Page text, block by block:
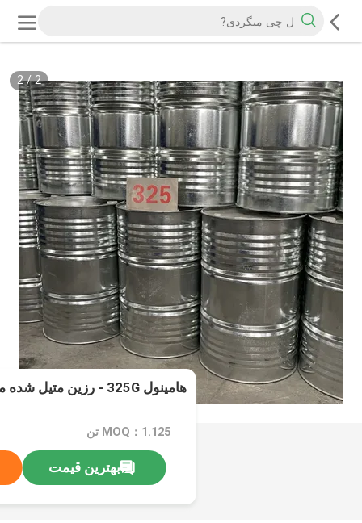
2
/
2
هامینول 325G - رزین متیل شده ملامین فورمالدهید
MOQ：1.125 تن
بهترین قیمت